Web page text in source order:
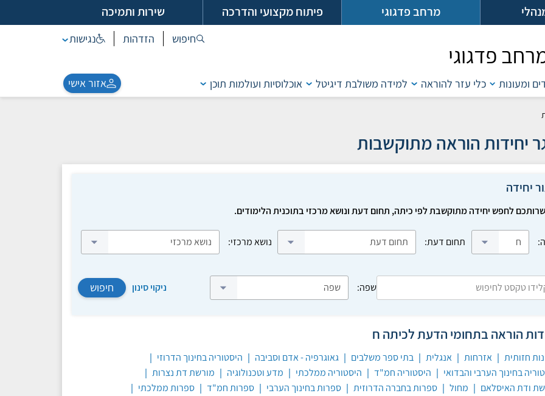
מרחב פדגוגי פיתוח מקצועי והדרכה שירות ותמיכה
פדגוגי
חיפוש הזדהות נגישות
ומעונות כלי עזר להוראה למידה משולבת דיגיטל אוכלוסיות ועולמות תוכן אזור אישי
יחידות הוראה מתוקשבות
יחידה
לחפש יחידה מתוקשבת לפי כיתה, תחום דעת ונושא מרכזי בתוכנית הלימודים.
תחום דעת: נושא מרכזי:
שפה: ניקוי סינון חיפוש
הוראה בתחומי הדעת לכיתה ח
חזותית | אזרחות | אנגלית | בתי ספר משלבים | גאוגרפיה - אדם וסביבה | היסטוריה בחינוך הדרוזי |
בחינוך הערבי והבדואי | היסטוריה חמ"ד | היסטוריה ממלכתי | מדע וטכנולוגיה | מורשת דת נצרות |
ודת האיסלאם | מחול | ספרות בחברה הדרוזית | ספרות בחינוך הערבי | ספרות חמ"ד | ספרות ממלכתי |